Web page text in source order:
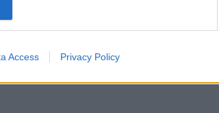
Access Privacy Policy
του τα χέρια, με πείσμα, αφοσίωση
φροντίδα και γενναιοδωρία.